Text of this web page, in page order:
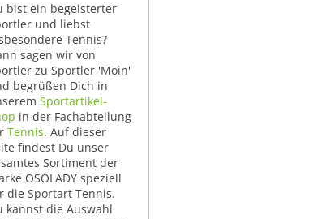
bist ein begeisterter
und liebst
Tennis?
sagen wir von
zu Sportler 'Moin'
begrüßen Dich in
Sportartikel-
in der Fachabteilung
Tennis. Auf dieser
findest Du unser
Sortiment der
OSOLADY speziell
die Sportart Tennis.
kannst die Auswahl